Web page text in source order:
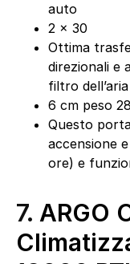
auto
2 x 30
Ottima
direzionali e
filtro
6 cm peso
Questo
accensione
ore) e
7. ARGO